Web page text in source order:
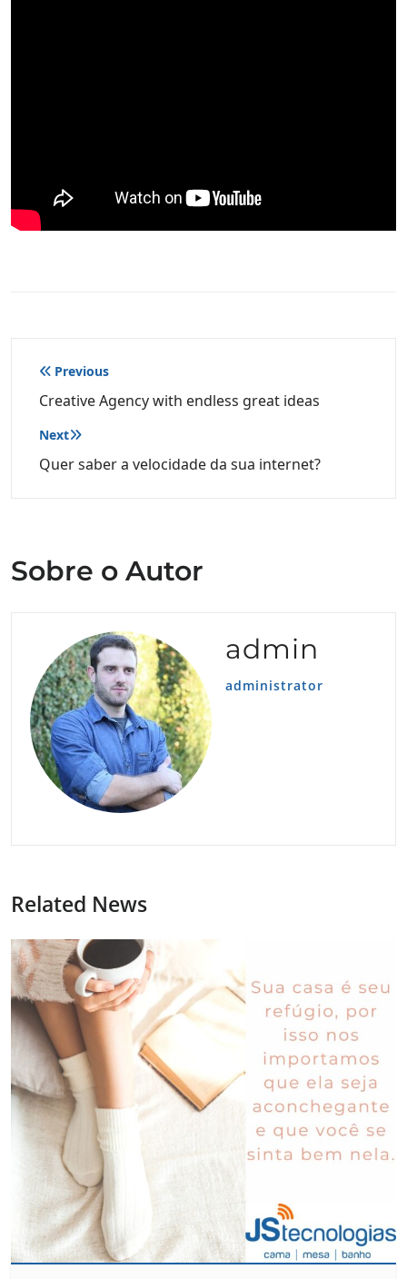
Navegação
de
Post
Previous
Creative Agency with endless great ideas
Next
Quer saber a velocidade da sua internet?
Sobre o Autor
admin
administrator
Related News